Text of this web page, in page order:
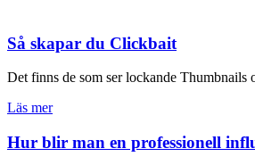
Så skapar du Clickbait
Det finns de som ser lockande
Läs mer
Hur blir man en professionell